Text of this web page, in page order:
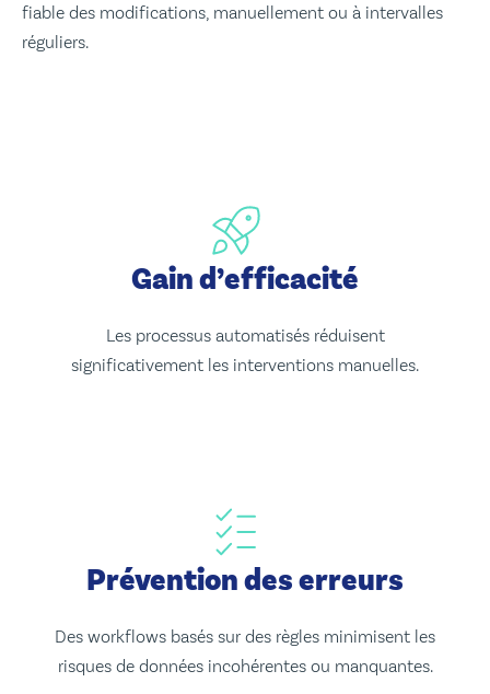
fiable des modifications, manuellement ou à intervalles
réguliers.
Gain d’efficacité
Les processus automatisés réduisent
significativement les interventions manuelles.
Prévention des erreurs
Des workflows basés sur des règles minimisent les
risques de données incohérentes ou manquantes.